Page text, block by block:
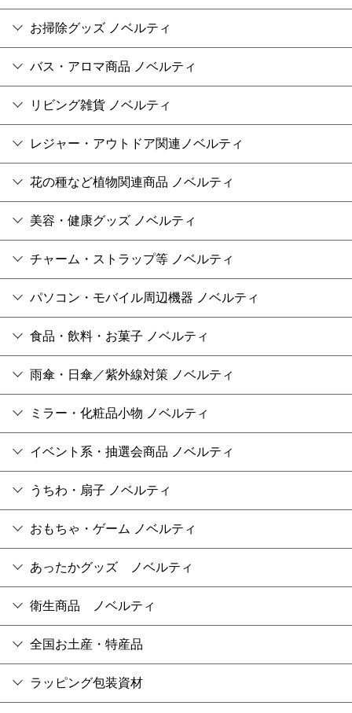
お掃除グッズ ノベルティ
バス・アロマ商品 ノベルティ
リビング雑貨 ノベルティ
レジャー・アウトドア関連ノベルティ
花の種など植物関連商品 ノベルティ
美容・健康グッズ ノベルティ
チャーム・ストラップ等 ノベルティ
パソコン・モバイル周辺機器 ノベルティ
食品・飲料・お菓子 ノベルティ
雨傘・日傘／紫外線対策 ノベルティ
ミラー・化粧品小物 ノベルティ
イベント系・抽選会商品 ノベルティ
うちわ・扇子 ノベルティ
おもちゃ・ゲーム ノベルティ
あったかグッズ ノベルティ
衛生商品 ノベルティ
全国お土産・特産品
ラッピング包装資材